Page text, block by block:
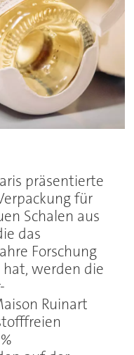
präsentierte
für
Schalen aus
das
Forschung
werden die
Ruinart